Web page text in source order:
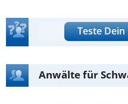
Teste
Anwälte für